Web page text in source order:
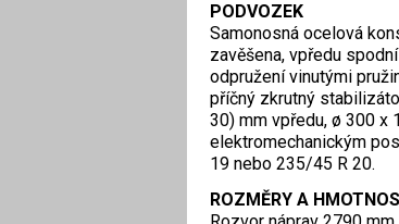
PODVOZEK
Samonosná ocelová
zavěšena, vpředu
odpružení vinutými
příčný zkrutný
30) mm vpředu, ø 300 x
elektromechanickým
19 nebo 235/45 R 20.
ROZMĚRY A